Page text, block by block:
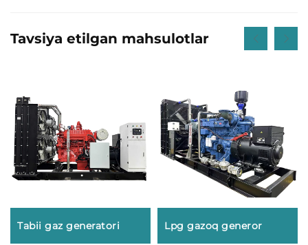
Tavsiya etilgan mahsulotlar
Tabii gaz generatori Lpg gazoq generor